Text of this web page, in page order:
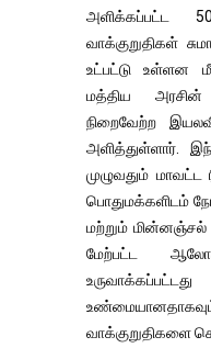
அளிக்கப்பட்ட
வாக்குறுதிகள்
உட்பட்டு உள்ளன
மத்திய அரசின்
நிறைவேற்ற
அளித்துள்ளார்.
முழுவதும்
பொதுமக்களிடம்
மற்றும்
மேற்பட்ட
வாக்குறுதிகளை